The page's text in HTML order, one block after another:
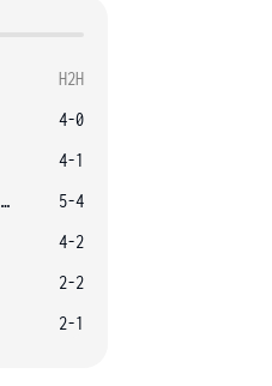
H2H
4-0
4-1
Alexandrova E.
5-4
4-2
2-2
2-1